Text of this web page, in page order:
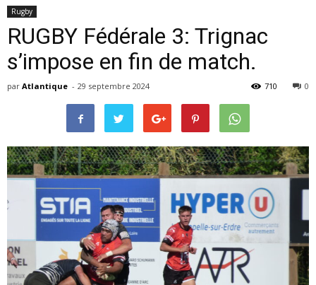
Rugby
RUGBY Fédérale 3: Trignac
s’impose en fin de match.
par Atlantique - 29 septembre 2024 0
710